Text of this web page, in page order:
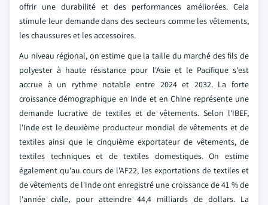
offrir une durabilité et des performances améliorées. Cela
stimule leur demande dans des secteurs comme les vêtements,
les chaussures et les accessoires.
Au niveau régional, on estime que la taille du marché des fils de
polyester à haute résistance pour l'Asie et le Pacifique s'est
accrue à un rythme notable entre 2024 et 2032. La forte
croissance démographique en Inde et en Chine représente une
demande lucrative de textiles et de vêtements. Selon l'IBEF,
l'Inde est le deuxième producteur mondial de vêtements et de
textiles ainsi que le cinquième exportateur de vêtements, de
textiles techniques et de textiles domestiques. On estime
également qu'au cours de l'AF22, les exportations de textiles et
de vêtements de l'Inde ont enregistré une croissance de 41 % de
l'année civile, pour atteindre 44,4 milliards de dollars. La